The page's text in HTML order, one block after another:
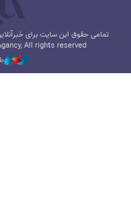
تمامی حقوق این سایت برای
All rights reserved